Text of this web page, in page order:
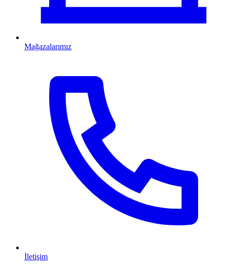
Mağazalarımız
İletişim